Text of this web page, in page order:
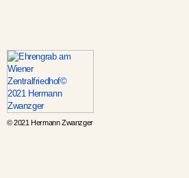
© 2021 Hermann Zwanzger